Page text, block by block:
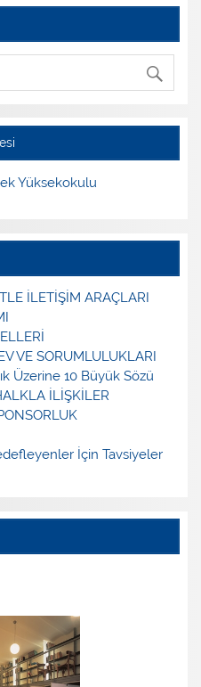
Yüksekokulu
İLETİŞİM ARAÇLARI
VE SORUMLULUKLARI
Üzerine 10 Büyük Sözü
İLİŞKİLER
İçin Tavsiyeler